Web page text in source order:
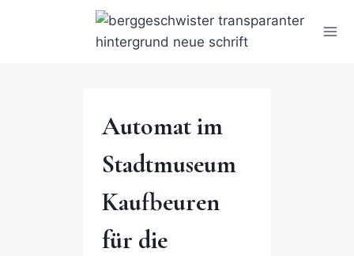
Automat im
Stadtmuseum
Kaufbeuren
für die